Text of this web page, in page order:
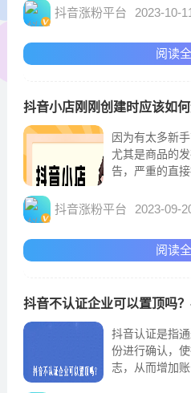
到。如果仓库
抖音涨粉平台 2023-10-11
阅读
抖音小店刚刚创建时应该如何
因为有太多新
尤其是商品的
告，严重的直
发货，店铺评
犯平台的规则
近了一大步。
抖音涨粉平台 2023-09-
阅读
抖音不认证企业可以置顶吗
抖音认证是指
份进行确认，
志，从而增加